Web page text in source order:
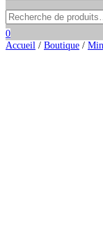
0
Accueil / Boutique /